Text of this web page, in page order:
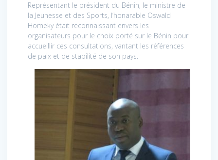
Représentant le président du Bénin, le ministre de
la Jeunesse et des Sports, l’honarable Oswald
Homeky était reconnaissant envers les
organisateurs pour le choix porté sur le Bénin pour
accueillir ces consultations, vantant les références
de paix et de stabilité de son pays.